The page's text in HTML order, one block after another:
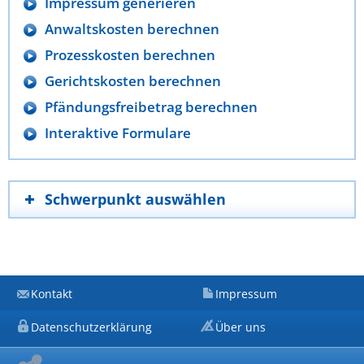
Anwaltskosten berechnen
Prozesskosten berechnen
Gerichtskosten berechnen
Pfändungsfreibetrag berechnen
Interaktive Formulare
Schwerpunkt auswählen
Kontakt Impressum
Datenschutzerklärung Über uns